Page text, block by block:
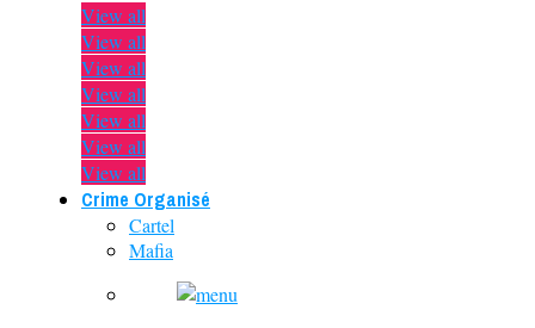
View all
View all
View all
View all
View all
View all
View all
Crime Organisé
Cartel
Mafia